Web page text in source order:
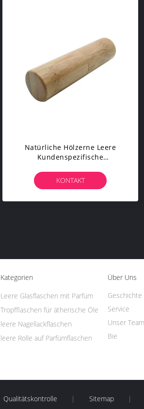
Natürliche Hölzerne Leere
Kundenspezifische
Kosmetisches Verpacken
KONTAKT
Kategorien
leere Rolle auf Parfümflaschen
Leere Glasflaschen mit Parfüm
Tropfflaschen für ätherische Öle
leere Nagellackflaschen
Über Uns
Bie
Geschichte
Service
Unser Team
Qualitätskontrolle | Sitemap |